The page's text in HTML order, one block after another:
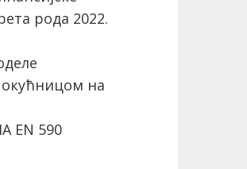
рода 2022.
окућницом на
EN 590